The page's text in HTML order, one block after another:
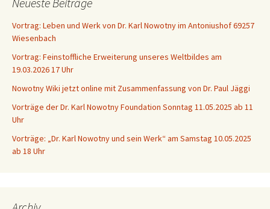
Vortrag: Leben und Werk von Dr. Karl Nowotny im Antoniushof 69257
Wiesenbach
Vortrag: Feinstoffliche Erweiterung unseres Weltbildes am
19.03.2026 17 Uhr
Nowotny Wiki jetzt online mit Zusammenfassung von Dr. Paul Jäggi
Vorträge der Dr. Karl Nowotny Foundation Sonntag 11.05.2025 ab 11
Uhr
Vorträge: „Dr. Karl Nowotny und sein Werk“ am Samstag 10.05.2025
ab 18 Uhr